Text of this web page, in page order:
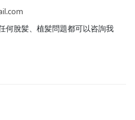
何脫髪、植髪問題都可以咨詢我